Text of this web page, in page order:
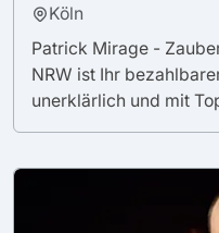
Köln
Patrick Mirage -
NRW ist Ihr
unerklärlich und mit